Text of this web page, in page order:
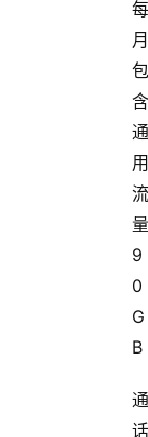
每
月
包
含
通
用
流
量
9
0
G
B
通
话